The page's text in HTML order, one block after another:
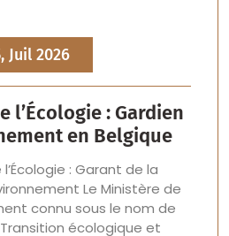
Juil 2026
l’Écologie : Gardien
en Belgique
: Garant de la
Le Ministère de
connu sous le nom de
écologique et